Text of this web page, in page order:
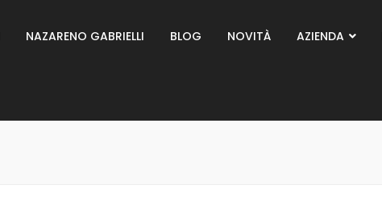
NAZARENO GABRIELLI BLOG NOVITÀ AZIENDA